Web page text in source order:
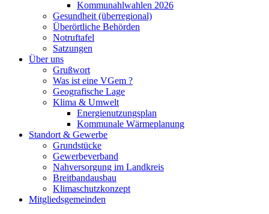
Kommunahlwahlen 2026
Gesundheit (überregional)
Überörtliche Behörden
Notruftafel
Satzungen
Über uns
Grußwort
Was ist eine VGem ?
Geografische Lage
Klima & Umwelt
Energienutzungsplan
Kommunale Wärmeplanung
Standort & Gewerbe
Grundstücke
Gewerbeverband
Nahversorgung im Landkreis
Breitbandausbau
Klimaschutzkonzept
Mitgliedsgemeinden